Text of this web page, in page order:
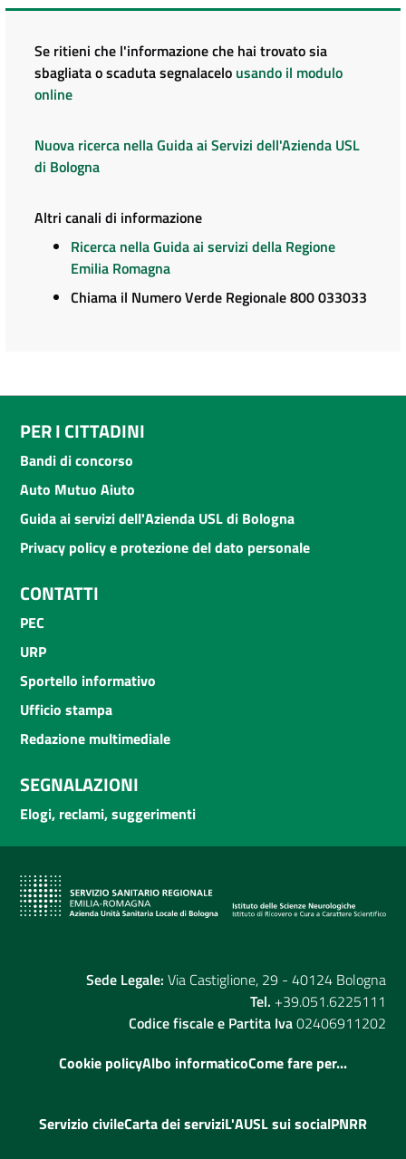
Se ritieni che l'informazione che hai trovato sia
sbagliata o scaduta segnalacelo usando il modulo
online
Nuova ricerca nella Guida ai Servizi dell'Azienda USL
di Bologna
Altri canali di informazione
Ricerca nella Guida ai servizi della Regione
Emilia Romagna
Chiama il Numero Verde Regionale 800 033033
PER I CITTADINI
Bandi di concorso
Auto Mutuo Aiuto
Guida ai servizi dell'Azienda USL di Bologna
Privacy policy e protezione del dato personale
CONTATTI
PEC
URP
Sportello informativo
Ufficio stampa
Redazione multimediale
SEGNALAZIONI
Elogi, reclami, suggerimenti
Sede Legale: Via Castiglione, 29 - 40124 Bologna
Tel. +39.051.6225111
Codice fiscale e Partita Iva02406911202
Cookie policyAlbo informaticoCome fare per...
Servizio civileCarta dei serviziL'AUSL sui socialPNRR